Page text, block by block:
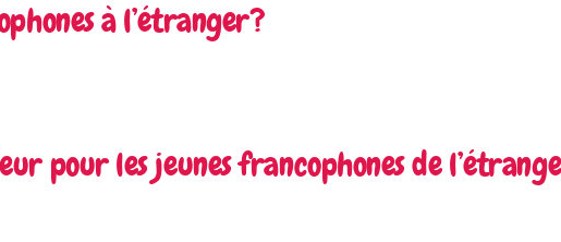
à l’étranger?
pour les jeunes francophones de